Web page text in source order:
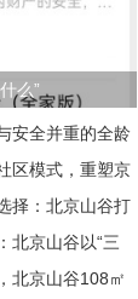
么”
安全并重的全龄
区模式，重塑京
择：北京山谷打
北京山谷以“三
北京山谷108㎡